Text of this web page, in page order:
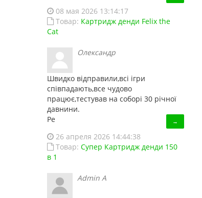
08 мая 2026 13:14:17
Товар: Картридж денди Felix the
Cat
Олександр
Швидко відправили,всі ігри
співпадають,все чудово
працює,тестував на соборі 30 річної
давнини.
Ре
→
26 апреля 2026 14:44:38
Товар: Супер Картридж денди 150
в 1
Admin A
18 отзывов
1 150.00 грн.